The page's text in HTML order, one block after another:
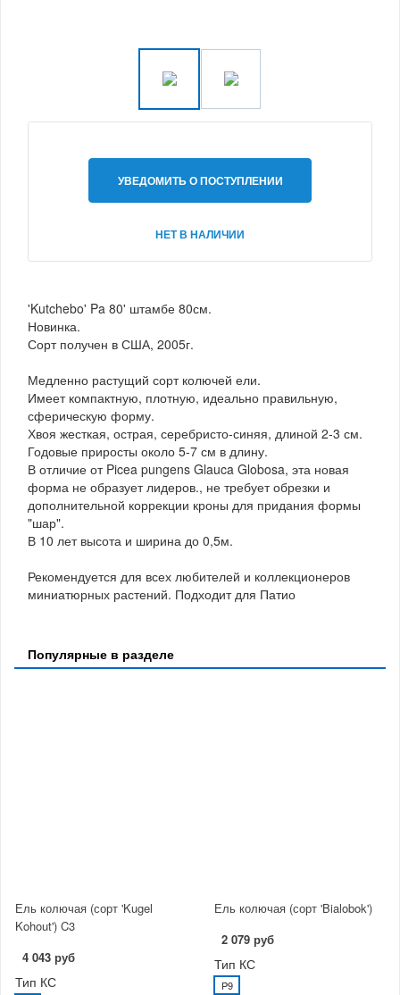
УВЕДОМИТЬ О ПОСТУПЛЕНИИ
НЕТ В НАЛИЧИИ
'Kutchebo' Pa 80' штамбе 80см.
Новинка.
Сорт получен в США, 2005г.
Медленно растущий сорт колючей ели.
Имеет компактную, плотную, идеально правильную,
сферическую форму.
Хвоя жесткая, острая, серебристо-синяя, длиной 2-3 см.
Годовые приросты около 5-7 см в длину.
В отличие от Picea pungens Glauca Globosa, эта новая
форма не образует лидеров., не требует обрезки и
дополнительной коррекции кроны для придания формы
"шар".
В 10 лет высота и ширина до 0,5м.
Рекомендуется для всех любителей и коллекционеров
миниатюрных растений. Подходит для Патио
Популярные в разделе
Ель колючая (сорт 'Kugel
Kohout') C3
4 043 руб
Тип КС
Ель колючая (сорт 'Bialobok')
2 079 руб
Тип КС
P9